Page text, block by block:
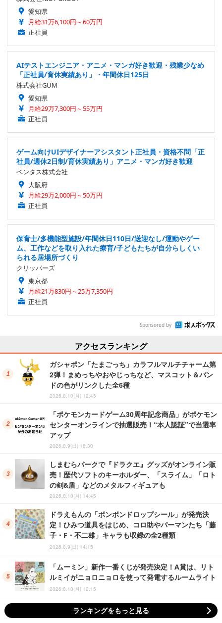
愛知県
月給31万6,100円～60万円
正社員
AIテストエンジニア・アニメ・マンガ好き歓迎・残業少なめ
「正社員/育休実績あり」・年間休日125日
株式会社GUM
愛知県
月給29万7,300円～55万円
正社員
ゲーム向けUIデザイナーアシスタント正社員・資格不問「正
社員/週休2日制/育休実績あり」アニメ・マンガ好き歓迎
ベンタス株式会社
大阪府
月給29万2,000円～50万円
正社員
保育士/多機能型施設/年間休日110日/送迎なし/運動やゲー
ム、工作などを取り入れた療育/子どもたちが自分らしくい
られる居場所づくり
クリッパーズ
東京都
月給21万830円～25万7,350円
正社員
Sponsored by
アクセスランキング
ガシャポン「たまごっち」カラフルマルチチャーム第
2弾！まめっちやおやじっちなど、マスコット＆バン
ドの色がリンクした全6種
2026.8.10(月) 12:45
「ポケモンカードゲーム30周年記念商品」がポケモン
センターオンラインで抽選販売！“本人認証”で当選率
アップ
2026.8.9(日) 18:30
しまむらパークで『ドラクエ』グッズがオンライン販
売！歴代ソフトのキーホルダー、「スライム」「ロト
の剣&盾」などのメタルフィギュアも
2026.8.10(月) 14:45
ドラえもんの「ボンボンドロップシール」が発売決
定！ひみつ道具をはじめ、コロ助やパーマンたち「藤
子・F・不二雄」キャラも収録の全2種類
2026.8.9(日) 14:15
「ムーミン」新作一番くじが発売決定！A賞は、リト
ルミイがニョロニョロを使って発電するルームライト
2026.8.10(月) 12:15
ランキングをもっと見る